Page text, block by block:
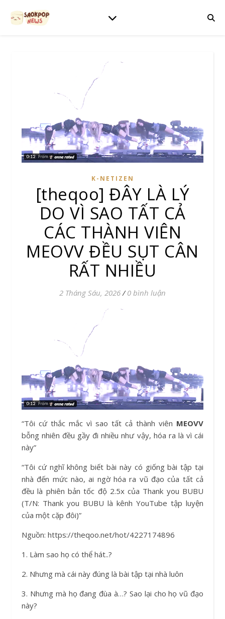
K-NETIZEN
[theqoo] ĐÂY LÀ LÝ
DO VÌ SAO TẤT CẢ
CÁC THÀNH VIÊN
MEOVV ĐỀU SỤT CÂN
RẤT NHIỀU
2 Tháng Sáu, 2026 / 0 bình luận
“Tôi cứ thắc mắc vì sao tất cả thành viên MEOVV
bỗng nhiên đều gầy đi nhiều như vậy, hóa ra là vì cái
này”
“Tôi cứ nghĩ không biết bài này có giống bài tập tại
nhà đến mức nào, ai ngờ hóa ra vũ đạo của tất cả
đều là phiên bản tốc độ 2.5x của Thank you BUBU
(T/N: Thank you BUBU là kênh YouTube tập luyện
của một cặp đôi)”
Nguồn: https://theqoo.net/hot/4227174896
1. Làm sao họ có thể hát..?
2. Nhưng mà cái này đúng là bài tập tại nhà luôn
3. Nhưng mà họ đang đùa à…? Sao lại cho họ vũ đạo
này?